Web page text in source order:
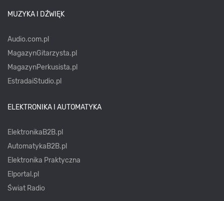
MUZYKA I DŹWIĘK
Audio.com.pl
MagazynGitarzysta.pl
MagazynPerkusista.pl
EstradaiStudio.pl
ELEKTRONIKA I AUTOMATYKA
ElektronikaB2B.pl
AutomatykaB2B.pl
Elektronika Praktyczna
Elportal.pl
Świat Radio